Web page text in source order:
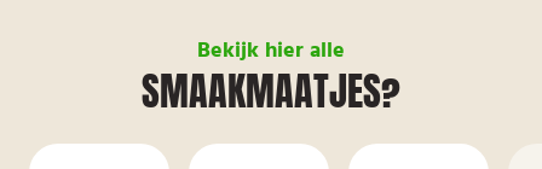
Bekijk hier alle
SMAAKMAATJES?